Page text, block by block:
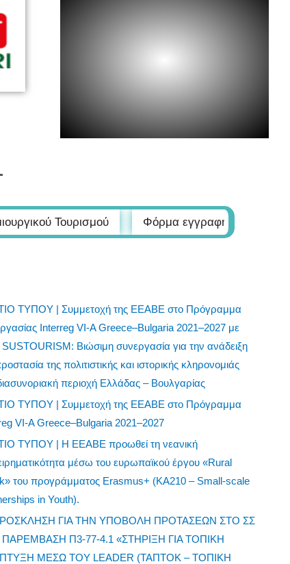
Φόρμα εγγραφής στα εργαστήρια
ΤΥΠΟΥ | Συμμετοχή της ΕΕΑΒΕ στο Πρόγραμμα
Interreg VI-A Greece–Bulgaria 2021–2027 με
SUSTOURISM: Βιώσιμη συνεργασία για την ανάδειξη
της πολιτιστικής και ιστορικής κληρονομιάς
περιοχή Ελλάδας – Βουλγαρίας
ΤΥΠΟΥ | Συμμετοχή της ΕΕΑΒΕ στο Πρόγραμμα
VI-A Greece–Bulgaria 2021–2027
ΤΥΠΟΥ | Η ΕΕΑΒΕ προωθεί τη νεανική
μέσω του ευρωπαϊκού έργου «Rural
του προγράμματος Erasmus+ (KA210 – Small-scale
in Youth).
ΓΙΑ ΤΗΝ ΥΠΟΒΟΛΗ ΠΡΟΤΑΣΕΩΝ ΣΤΟ ΣΣ
Π3-77-4.1 «ΣΤΗΡΙΞΗ ΓΙΑ ΤΟΠΙΚΗ
ΜΕΣΩ ΤΟΥ LEADER (ΤΑΠΤΟΚ – ΤΟΠΙΚΗ